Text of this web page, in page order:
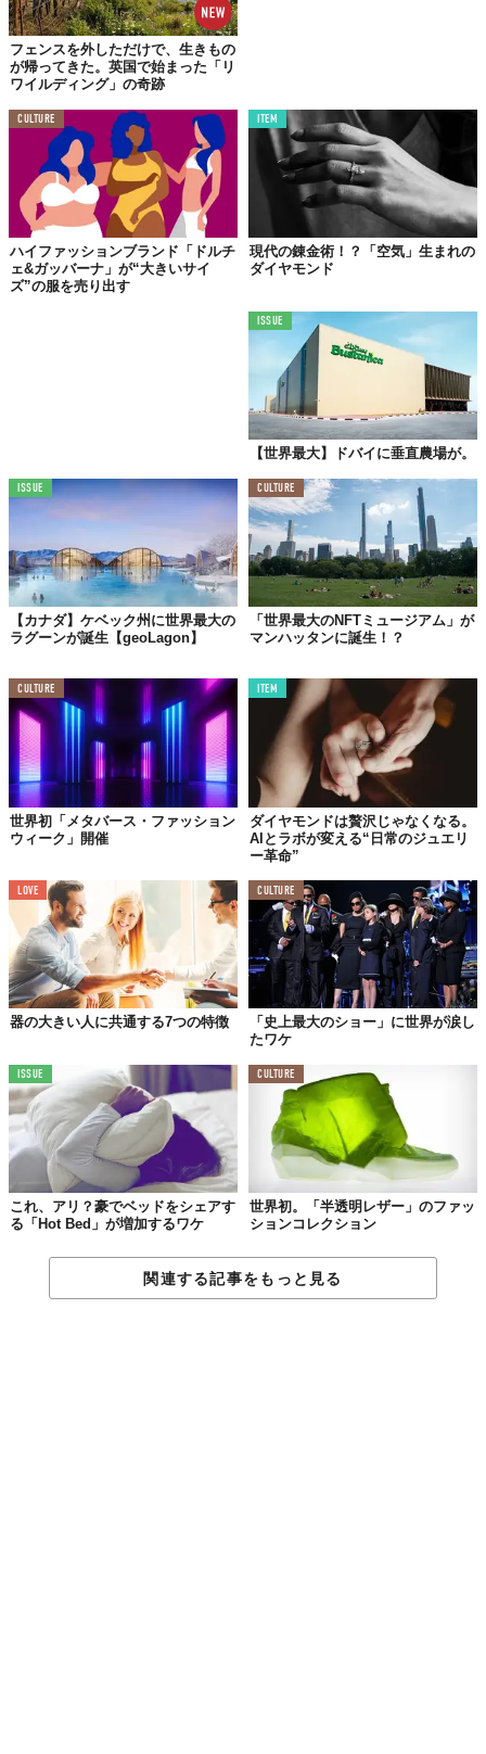
フェンスを外しただけで、生きもの
が帰ってきた。英国で始まった「リ
ワイルディング」の奇跡
CULTURE
ハイファッションブランド「ドルチ
ェ&ガッバーナ」が“大きいサイ
ズ”の服を売り出す
ITEM
現代の錬金術！？「空気」生まれの
ダイヤモンド
ISSUE
【世界最大】ドバイに垂直農場が。
ISSUE
【カナダ】ケベック州に世界最大の
ラグーンが誕生【geoLagon】
CULTURE
「世界最大のNFTミュージアム」が
マンハッタンに誕生！？
CULTURE
世界初「メタバース・ファッション
ウィーク」開催
ITEM
ダイヤモンドは贅沢じゃなくなる。
AIとラボが変える“日常のジュエリ
ー革命”
LOVE
器の大きい人に共通する7つの特徴
CULTURE
「史上最大のショー」に世界が涙し
たワケ
ISSUE
これ、アリ？豪でベッドをシェアす
る「Hot Bed」が増加するワケ
CULTURE
世界初。「半透明レザー」のファッ
ションコレクション
関連する記事をもっと見る